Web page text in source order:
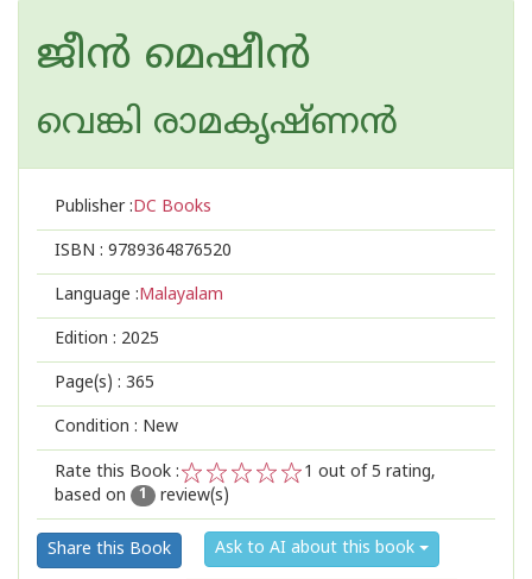
ജീൻ മെഷീൻ
വെങ്കി രാമകൃഷ്ണൻ
Publisher :DC Books
ISBN : 9789364876520
Language :Malayalam
Edition : 2025
Page(s) : 365
Condition : New
Rate this Book :
2
1
1 out of 5 rating,
based on
1 review(s)
Share this Book Ask to AI about this book